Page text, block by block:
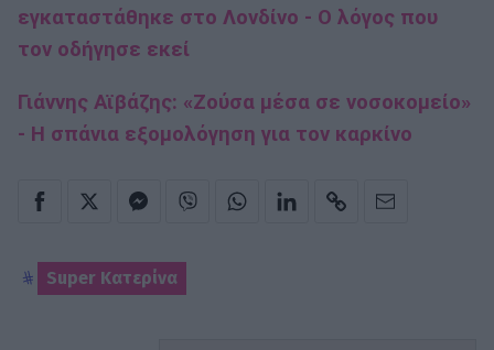
εγκαταστάθηκε στο Λονδίνο - Ο λόγος που
τον οδήγησε εκεί
Γιάννης Αϊβάζης: «Ζούσα μέσα σε νοσοκομείο»
- Η σπάνια εξομολόγηση για τον καρκίνο
Super Κατερίνα